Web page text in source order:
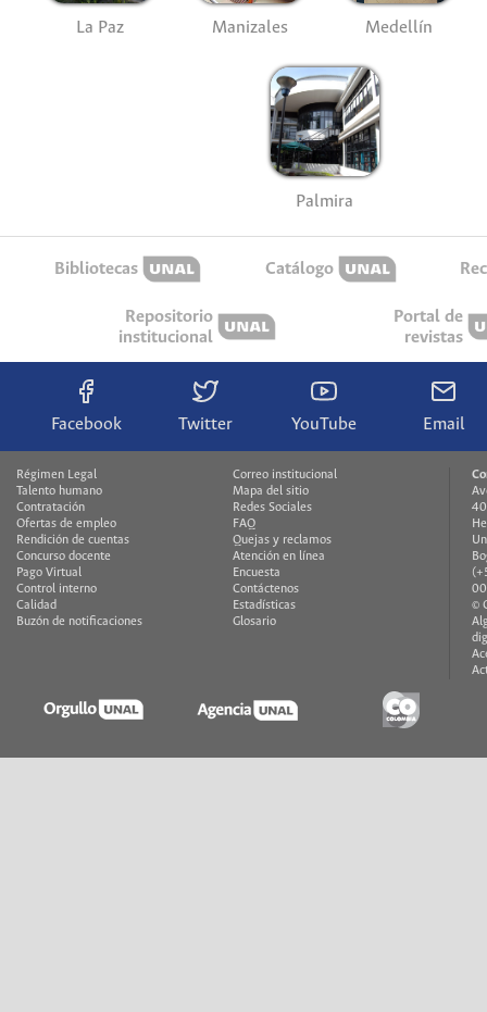
La Paz Manizales Medellín
Palmira
Bibliotecas Catálogo
Repositorio
institucional
Portal de
revistas
Facebook Twitter YouTube Email
Régimen Legal
Talento humano
Contratación
Ofertas de empleo
Rendición de cuentas
Concurso docente
Pago Virtual
Control interno
Calidad
Buzón de notificaciones
Correo institucional
Mapa del sitio
Redes Sociales
FAQ
Quejas y reclamos
Atención en línea
Encuesta
Contáctenos
Estadísticas
Glosario
©